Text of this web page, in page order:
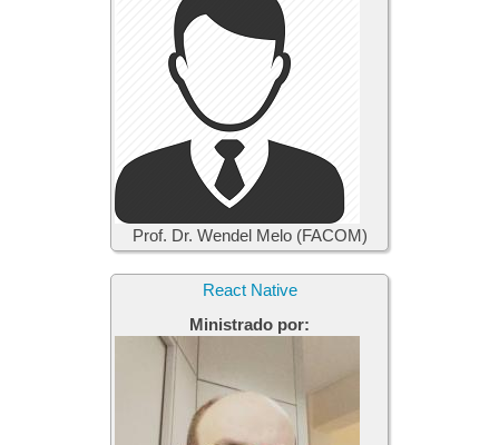
Prof. Dr. Wendel Melo (FACOM)
React Native
Ministrado por: